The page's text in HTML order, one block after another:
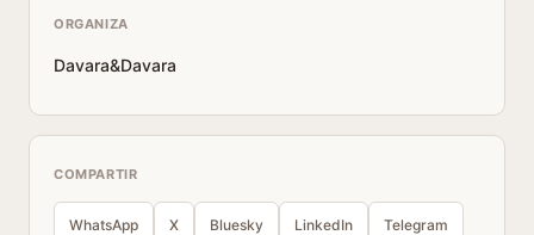
ORGANIZA
Davara&Davara
COMPARTIR
WhatsApp X Bluesky LinkedIn Telegram